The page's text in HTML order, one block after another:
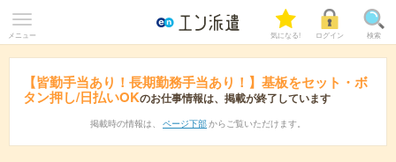
メニュー 気になる! ログイン 検索
【皆勤手当あり！長期勤務手当あり！】基板をセット・ボ
タン押し/日払いOKのお仕事情報は、掲載が終了しています
掲載時の情報は、 ページ下部 からご覧いただけます。